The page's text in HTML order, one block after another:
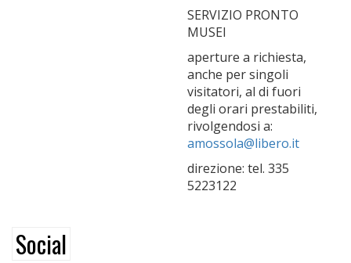
SERVIZIO PRONTO
MUSEI
aperture a richiesta,
anche per singoli
visitatori, al di fuori
degli orari prestabiliti,
rivolgendosi a:
amossola@libero.it
direzione: tel. 335
5223122
Social